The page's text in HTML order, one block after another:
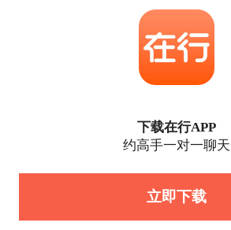
下载在行APP
约高手一对一聊天
立即下载